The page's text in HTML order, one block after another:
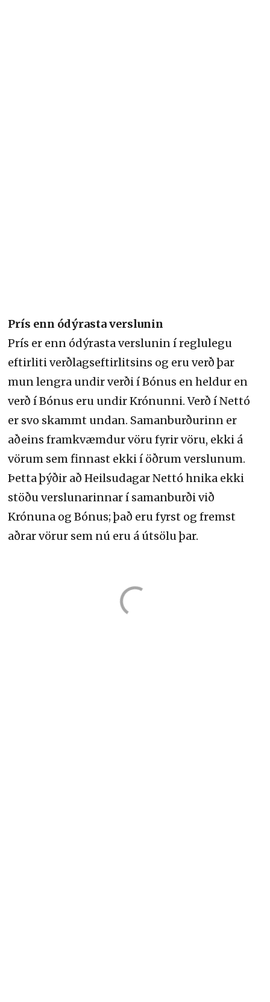
Prís enn ódýrasta verslunin
Prís er enn ódýrasta verslunin í reglulegu
eftirliti verðlagseftirlitsins og eru verð þar
mun lengra undir verði í Bónus en heldur en
verð í Bónus eru undir Krónunni. Verð í Nettó
er svo skammt undan. Samanburðurinn er
aðeins framkvæmdur vöru fyrir vöru, ekki á
vörum sem finnast ekki í öðrum verslunum.
Þetta þýðir að Heilsudagar Nettó hnika ekki
stöðu verslunarinnar í samanburði við
Krónuna og Bónus; það eru fyrst og fremst
aðrar vörur sem nú eru á útsölu þar.